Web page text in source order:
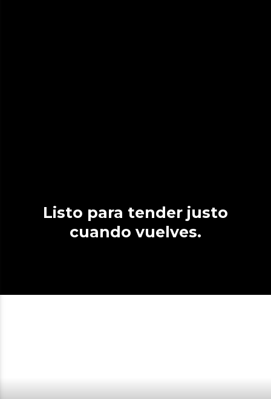
Listo para tender justo
cuando vuelves.